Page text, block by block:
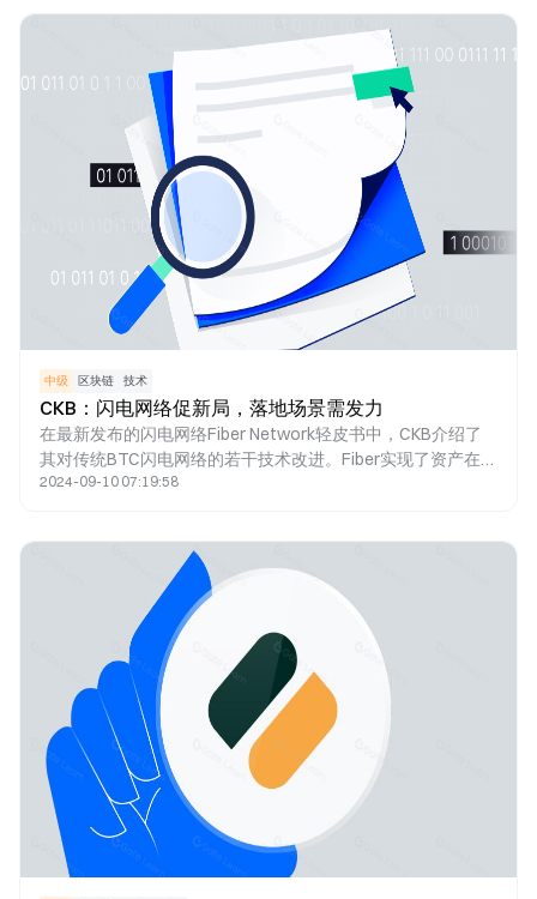
中级 区块链 技术
CKB：闪电网络促新局，落地场景需发力
在最新发布的闪电网络Fiber Network轻皮书中，CKB介绍了
其对传统BTC闪电网络的若干技术改进。Fiber实现了资产在通
道内直接转移，采用PTLC技术提高隐私性，解决了BTC闪电
2024-09-10 07:19:58